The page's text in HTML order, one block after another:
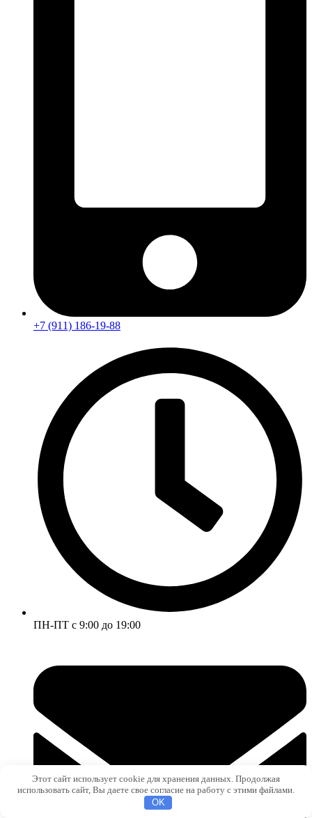
+7 (911) 186-19-88
ПН-ПТ с 9:00 до 19:00
Этот сайт использует cookie для хранения данных. Продолжая
использовать сайт, Вы даете свое согласие на работу с этими файлами.
OK